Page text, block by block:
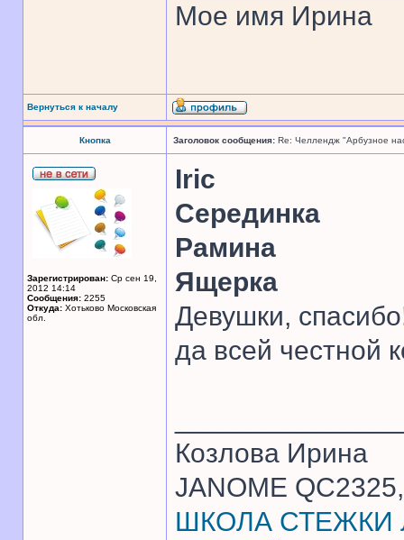
Мое имя Ирина
Вернуться к началу
Кнопка Заголовок сообщения: Re: Челлендж "Арбузное
Зарегистрирован: Ср сен 19,
2012 14:14
Сообщения: 2255
Откуда: Хотьково Московская
обл.
Iric
Серединка
Рамина
Ящерка
Девушки,
да всей честной
Козлова Ирина
JANOME
ШКОЛА СТЕЖКИ